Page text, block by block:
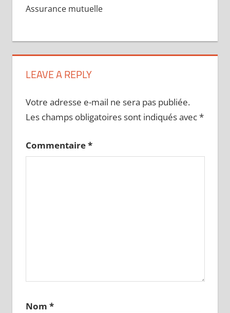
Assurance mutuelle
LEAVE A REPLY
Votre adresse e-mail ne sera pas publiée.
Les champs obligatoires sont indiqués avec*
Commentaire*
Nom *